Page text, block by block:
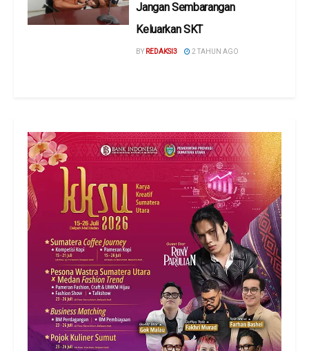
Jangan Sembarangan
Keluarkan SKT
BY REDAKSI3 2 TAHUN AGO